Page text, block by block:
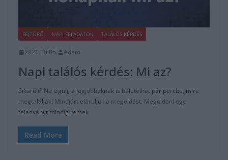
FEJTÖRŐ NAPI FELADATOK TALÁLÓS KÉRDÉS
2021.10.05. Adam
Napi találós kérdés: Mi az?
Sikerült? Ne izgulj, a legjobbaknak is beletelhet pár percbe, mire
megtalálják! Mindjárt eláruljuk a megoldást. Megoldani egy
feladványt mindig remek
Read More